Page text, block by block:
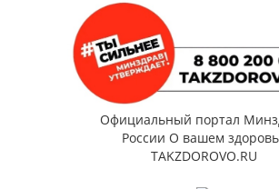
Официальный портал
России О вашем
TAKZDOROVO.RU